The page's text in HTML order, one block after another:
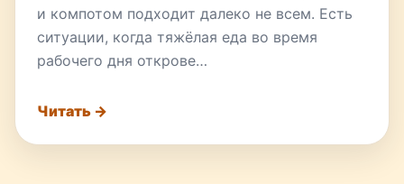
и компотом подходит далеко не всем. Есть
ситуации, когда тяжёлая еда во время
рабочего дня открове…
Читать →